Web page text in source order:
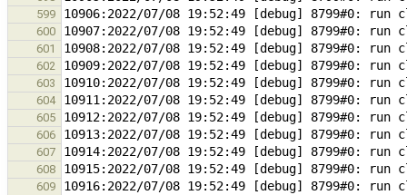
599
600
601
602
603
604
605
606
607
608
609